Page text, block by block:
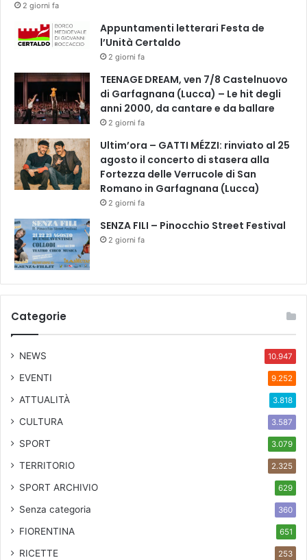
n
D
e
M
a
e
o
a
q
u
e
i
L
a
2 giorni fa
Appuntamenti letterari Festa de
l’Unità Certaldo
2 giorni fa
TEENAGE DREAM, ven 7/8 Castelnuovo
di Garfagnana (Lucca) – Le hit degli
anni 2000, da cantare e da ballare
2 giorni fa
Ultim’ora – GATTI MÉZZI: rinviato al 25
agosto il concerto di stasera alla
Fortezza delle Verrucole di San
Romano in Garfagnana (Lucca)
2 giorni fa
SENZA FILI – Pinocchio Street Festival
2 giorni fa
Categorie
NEWS 10.947
EVENTI 9.252
ATTUALITÀ 3.818
CULTURA 3.587
SPORT 3.079
TERRITORIO 2.325
SPORT ARCHIVIO 629
Senza categoria 360
FIORENTINA 651
RICETTE 253